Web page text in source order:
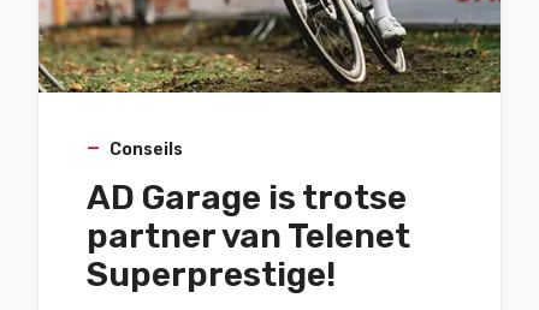
Conseils
AD Garage is trotse
partner van Telenet
Superprestige!